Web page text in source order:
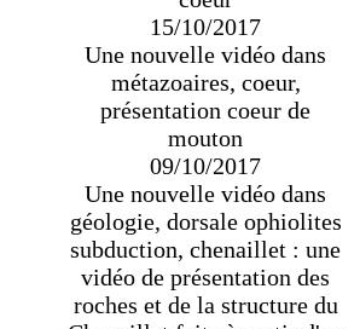
15/10/2017
Une nouvelle vidéo dans
métazoaires, coeur,
présentation coeur de
mouton
09/10/2017
Une nouvelle vidéo dans
géologie, dorsale ophiolites
subduction, chenaillet : une
vidéo de présentation des
roches et de la structure du